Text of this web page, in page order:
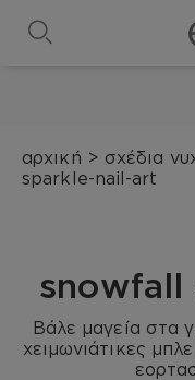
αρχική > σχέδια
sparkle-nail-art
snowfall
Βάλε μαγεία στα
χειμωνιάτικες